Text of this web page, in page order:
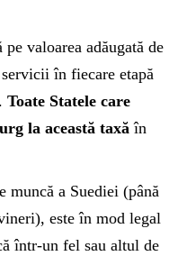
valoarea adăugată de
în fiecare etapă
Toate Statele care
la această taxă în
a Suediei (până
este în mod legal
într-un fel sau altul de